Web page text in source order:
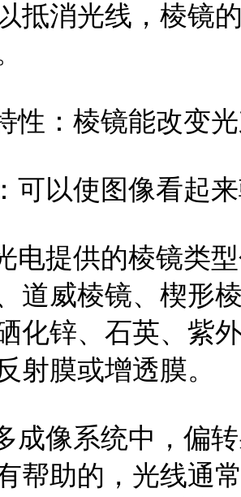
抵消光线，棱镜
：棱镜能改变光
以使图像看起来
提供的棱镜类型
道威棱镜、楔形
化锌、石英、紫
射膜或增透膜。
像系统中，偏转
帮助的，光线通